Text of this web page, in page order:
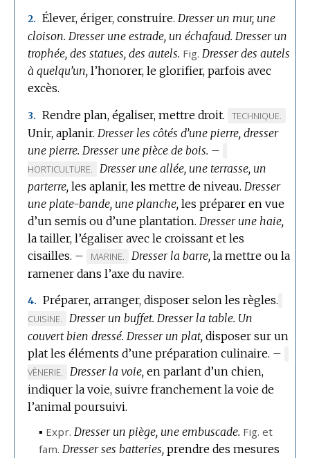
2. Élever, ériger, construire. Dresser un mur, une
cloison. Dresser une estrade, un échafaud. Dresser un
trophée, des statues, des autels. Fig. Dresser des autels
à quelqu’un, l’honorer, le glorifier, parfois avec
excès.
3. Rendre plan, égaliser, mettre droit.
MARQUE
DE
:
TECHNIQUE.
Unir, aplanir. Dresser les côtés d’une pierre, dresser
une pierre. Dresser une pièce de bois. –
DE
DOMAINE
:
HORTICULTURE.
Dresser une allée, une terrasse, un
parterre, les aplanir, les mettre de niveau. Dresser
une plate-bande, une planche, les préparer en vue
d’un semis ou d’une plantation. Dresser une haie,
la tailler, l’égaliser avec le croissant et les
cisailles. –
MARQUE
DE
:
MARINE. Dresser la barre, la mettre ou la
ramener dans l’axe du navire.
4. Préparer, arranger, disposer selon les règles.
CUISINE. Dresser un buffet. Dresser la table. Un
couvert bien dressé. Dresser un plat, disposer sur un
plat les éléments d’une préparation culinaire. –
VÈNERIE. Dresser la voie, en parlant d’un chien,
indiquer la voie, suivre franchement la voie de
l’animal poursuivi.
▪ Expr. Dresser un piège, une embuscade. Fig. et
fam. Dresser ses batteries, prendre des mesures